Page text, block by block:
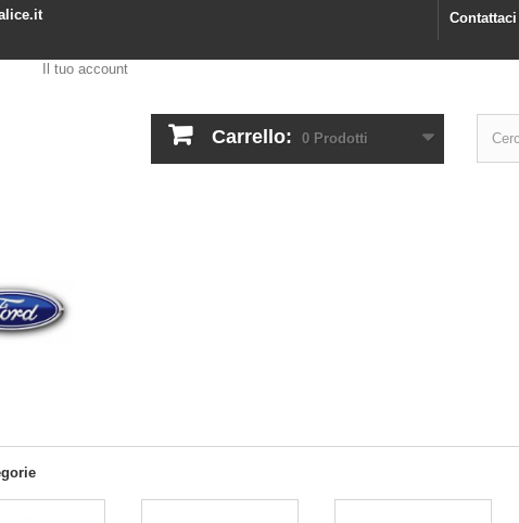
Contattaci
Carrello: 0 Prodotti
Il tuo account